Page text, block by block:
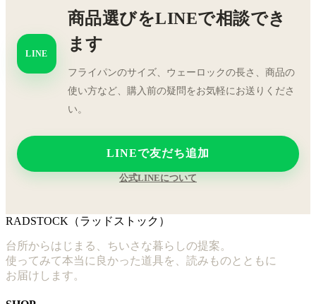
LINE
商品選びをLINEで相談でき
ます
フライパンのサイズ、ウェーロックの長さ、商品の
使い方など、購入前の疑問をお気軽にお送りくださ
い。
LINEで友だち追加
公式LINEについて
RADSTOCK（ラッドストック）
台所からはじまる、ちいさな暮らしの提案。
使ってみて本当に良かった道具を、読みものとともに
お届けします。